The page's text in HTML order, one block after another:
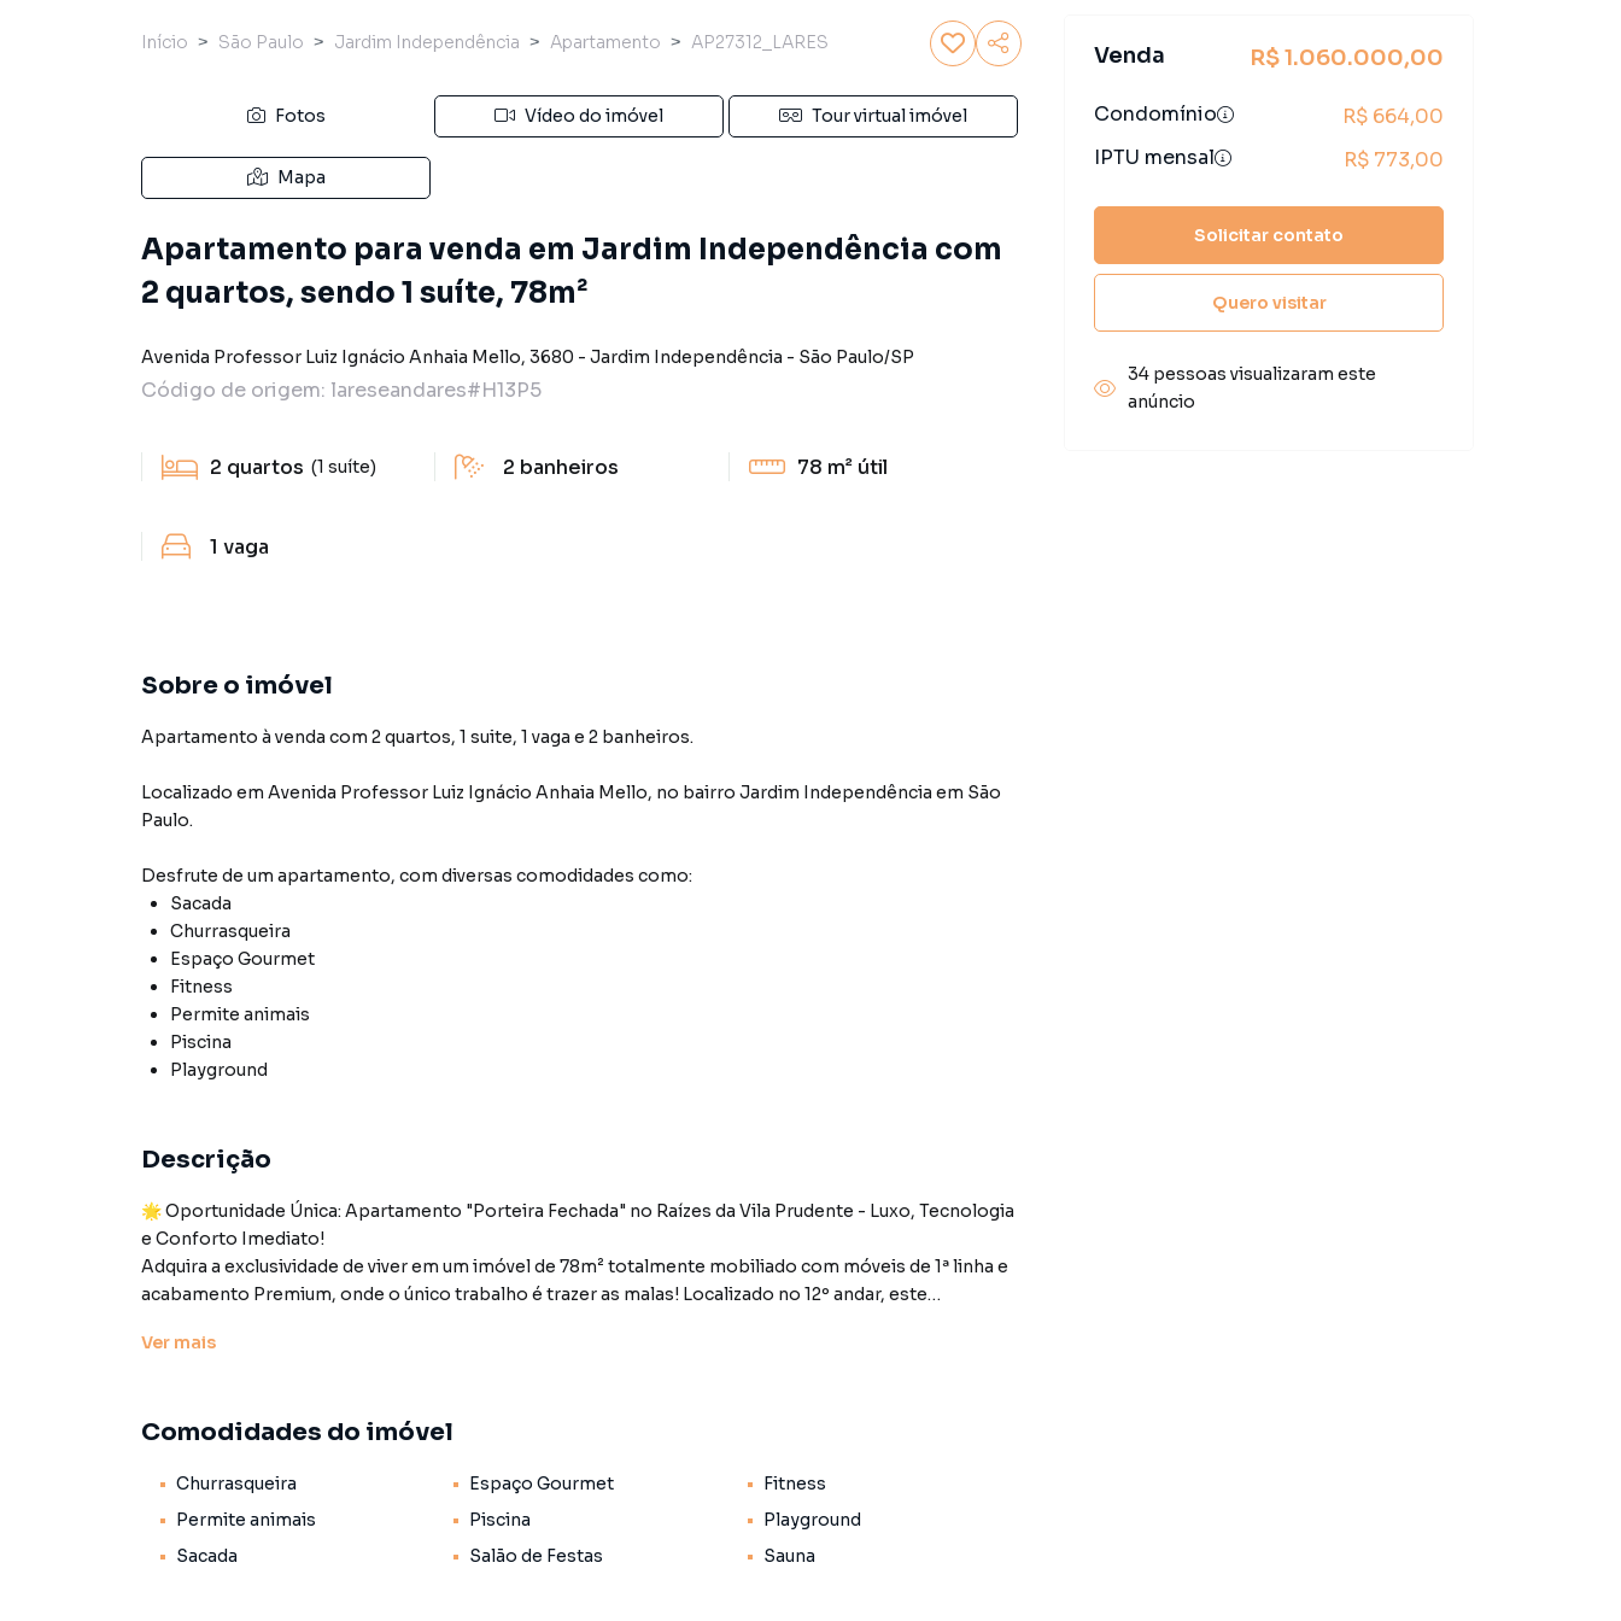
Início São Paulo Jardim Independência Apartamento AP27312_LARES
Fotos Vídeo do imóvel Tour virtual imóvel
Mapa
Apartamento para venda em Jardim Independência com
2 quartos, sendo 1 suíte, 78m²
Avenida Professor Luiz Ignácio Anhaia Mello, 3680 - Jardim Independência - São Paulo/SP
Código de origem: lareseandares#H13P5
2 quartos (1 suíte) 2 banheiros 78 m² útil
1 vaga
Sobre o imóvel
Apartamento à venda com 2 quartos, 1 suite, 1 vaga e 2 banheiros.
Localizado em Avenida Professor Luiz Ignácio Anhaia Mello, no bairro Jardim Independência em São
Paulo.
Desfrute de um apartamento, com diversas comodidades como:
Sacada
Churrasqueira
Espaço Gourmet
Fitness
Permite animais
Piscina
Playground
Descrição
🌟 Oportunidade Única: Apartamento "Porteira Fechada" no Raízes da Vila Prudente - Luxo, Tecnologia
e Conforto Imediato!
Adquira a exclusividade de viver em um imóvel de 78m² totalmente mobiliado com móveis de 1ª linha e
acabamento Premium, onde o único trabalho é trazer as malas! Localizado no 12º andar, este
💎 Luxo, Design e Tecnologia (Porteira Fechada):
Integração & Lazer:
espetos giratórios), teto em madeira ripada, fechamento em vidros, e persianas blackout
automatizadas.
O Benefício de Viver Aqui: O espaço social perfeito e sofisticado para receber, pronto para usar.
Ver mais
Comodidades do imóvel
Churrasqueira Espaço Gourmet
Fitness
Permite animais
Piscina
Playground
Sacada
Salão de Festas Sauna
Venda R$ 1.060.000,00
Condomínio
R$ 664,00
IPTU mensal
R$ 773,00
Solicitar contato
Quero visitar
34 pessoas visualizaram este
anúncio